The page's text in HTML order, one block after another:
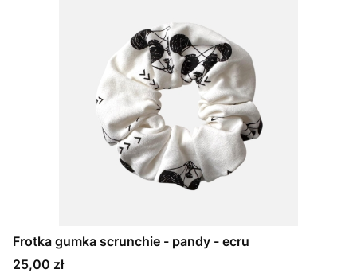
Frotka gumka scrunchie - pandy - ecru
Cena
25,00 zł